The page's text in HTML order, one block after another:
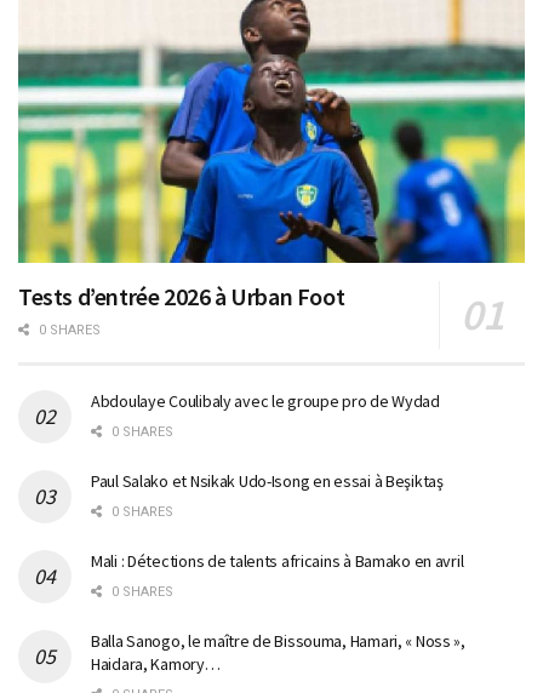
Tests d’entrée 2026 à Urban Foot
0 SHARES
Abdoulaye Coulibaly avec le groupe pro de Wydad
0 SHARES
Paul Salako et Nsikak Udo-Isong en essai à Beşiktaş
0 SHARES
Mali : Détections de talents africains à Bamako en avril
0 SHARES
Balla Sanogo, le maître de Bissouma, Hamari, « Noss »,
Haidara, Kamory…